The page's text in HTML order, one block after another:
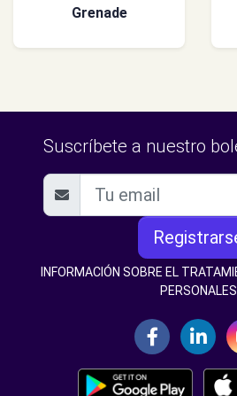
Grenade
Suscríbete a nuestro
INFORMACIÓN SOBRE EL
PERSONALES